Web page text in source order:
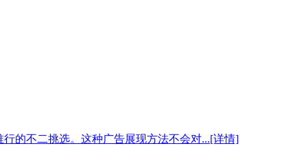
的不二挑选。这种广告展现方法不会对...[详情]